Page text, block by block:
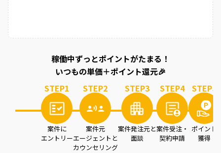
稼働中ずっとポイントがたまる！
いつもの単価＋ポイント還元🎉
STEP1
案件に
エントリー
STEP2
案件元
エージェントと
カウンセリング
STEP3
案件発注元と
面談
STEP4
案件受注・
契約申請
STEP5
ポイント
獲得